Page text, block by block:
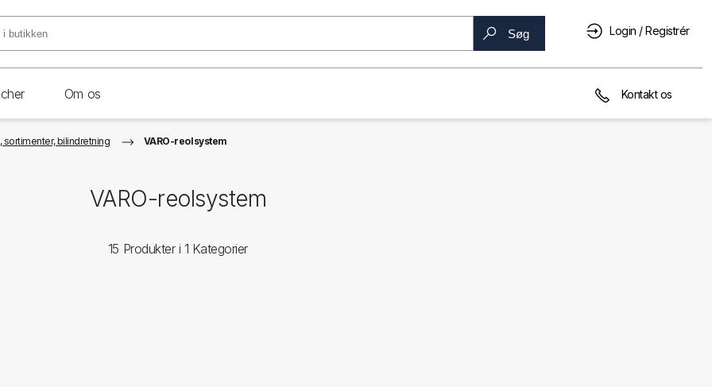
Søg Login / Registrér
Om os Kontakt os
bilindretning VARO-reolsystem
VARO-reolsystem
15 Produkter i 1 Kategorier